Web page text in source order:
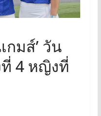
กมส์’ วัน
4 หญิงที่